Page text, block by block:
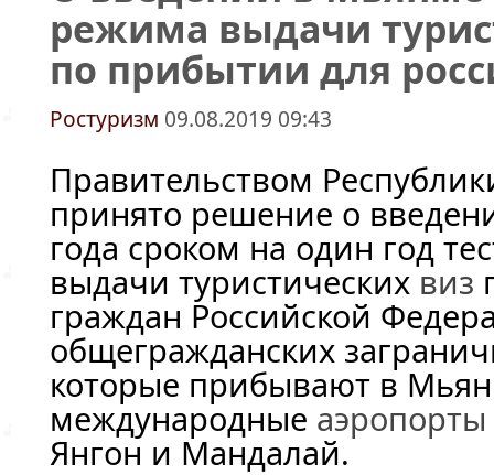
режима выдачи
по прибытии для
Ростуризм 09.08.2019 09:43
Правительством
принято решение о
года сроком на один год
выдачи туристическихвиз
граждан Российской
общегражданских
которые прибывают в
международные аэропорты
Янгон и Мандалай.